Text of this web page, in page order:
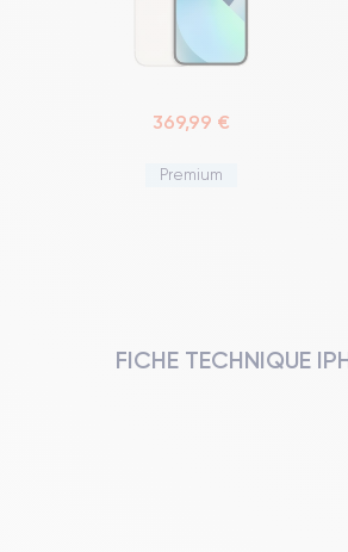
369,99 €
Premium
FICHE TECHNIQUE